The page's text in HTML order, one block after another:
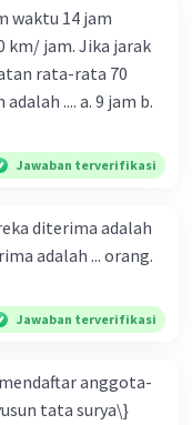
waktu 14 jam
km/ jam. Jika jarak
rata-rata 70
a. 9 jam b.
Jawaban terverifikasi
diterima adalah
adalah ... orang.
Jawaban terverifikasi
anggota-
tata surya\}